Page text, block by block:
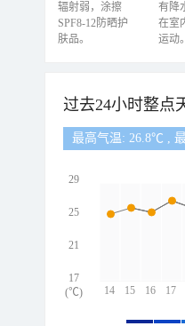
辐射弱，涂擦
SPF8-12防晒护
肤品。
有降
在室
运动。
过去24小时整点
最高气温: 26.8℃ ,
14 15 16 17
29
25
21
17
(℃)